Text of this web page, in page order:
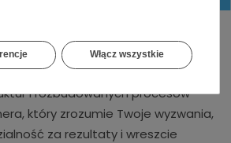
Włącz wszystkie
wynikami, którzy mówią ludzkim
transparentnie. Nie potrzebujesz
i rozbudowanych procesów -
który zrozumie Twoje wyzwania,
za rezultaty i wreszcie